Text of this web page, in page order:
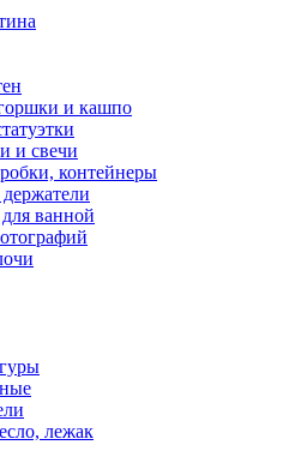
и кашпо
и свечи
контейнеры
ванной
лежак